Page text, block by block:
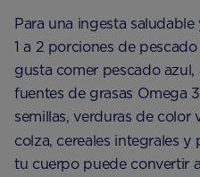
Para una ingesta
1 a 2 porciones de
gusta comer pescado
fuentes de grasas Omega
semillas, verduras de color
colza, cereales integrales
tu cuerpo puede convertir